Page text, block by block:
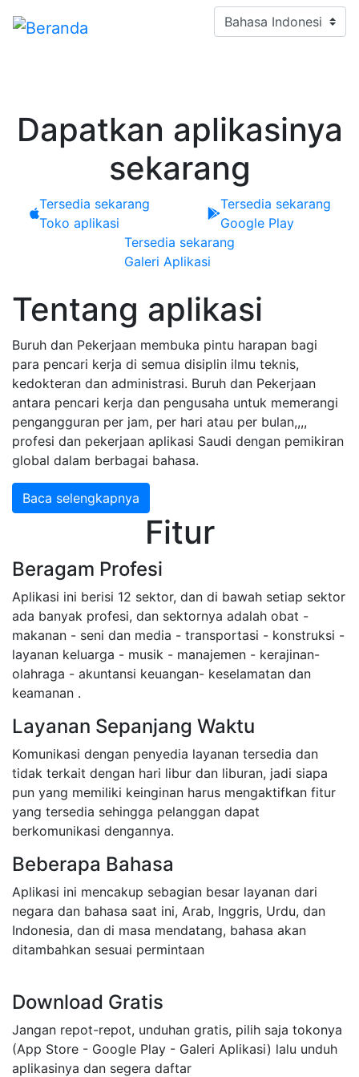
ke
Select your language
Dapatkan aplikasinya
sekarang
Tersedia sekarang
Toko aplikasi
Tersedia sekarang
Google Play
Tersedia sekarang
Galeri Aplikasi
Tentang aplikasi
Buruh dan Pekerjaan membuka pintu harapan bagi
para pencari kerja di semua disiplin ilmu teknis,
kedokteran dan administrasi. Buruh dan Pekerjaan
antara pencari kerja dan pengusaha untuk memerangi
pengangguran per jam, per hari atau per bulan,,,,
profesi dan pekerjaan aplikasi Saudi dengan pemikiran
global dalam berbagai bahasa.
Baca selengkapnya
Fitur
Beragam Profesi
Aplikasi ini berisi 12 sektor, dan di bawah setiap sektor
ada banyak profesi, dan sektornya adalah obat -
makanan - seni dan media - transportasi - konstruksi -
layanan keluarga - musik - manajemen - kerajinan-
olahraga - akuntansi keuangan- keselamatan dan
keamanan .
Layanan Sepanjang Waktu
Komunikasi dengan penyedia layanan tersedia dan
tidak terkait dengan hari libur dan liburan, jadi siapa
pun yang memiliki keinginan harus mengaktifkan fitur
yang tersedia sehingga pelanggan dapat
berkomunikasi dengannya.
Beberapa Bahasa
Aplikasi ini mencakup sebagian besar layanan dari
negara dan bahasa saat ini, Arab, Inggris, Urdu, dan
Indonesia, dan di masa mendatang, bahasa akan
ditambahkan sesuai permintaan
Download Gratis
Jangan repot-repot, unduhan gratis, pilih saja tokonya
(App Store - Google Play - Galeri Aplikasi) lalu unduh
aplikasinya dan segera daftar